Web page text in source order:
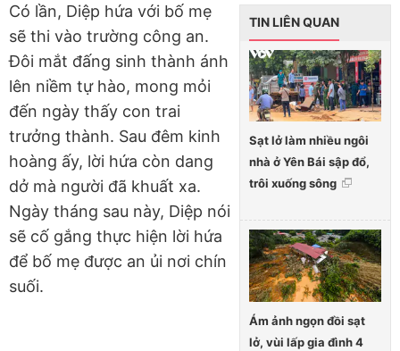
TIN LIÊN QUAN
Sạt lở làm nhiều ngôi
nhà ở Yên Bái sập đổ,
trôi xuống sông
Ám ảnh ngọn đồi sạt
lở, vùi lấp gia đình 4
Có lần, Diệp hứa với bố mẹ
sẽ thi vào trường công an.
Đôi mắt đấng sinh thành ánh
lên niềm tự hào, mong mỏi
đến ngày thấy con trai
trưởng thành. Sau đêm kinh
hoàng ấy, lời hứa còn dang
dở mà người đã khuất xa.
Ngày tháng sau này, Diệp nói
sẽ cố gắng thực hiện lời hứa
để bố mẹ được an ủi nơi chín
suối.